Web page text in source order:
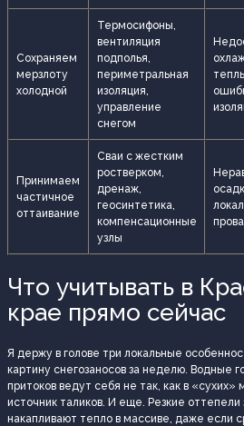
Сохраняем
мерзлоту
холодной
Термосифоны,
вентиляция
подполья,
периметральная
изоляция,
управление
снегом
Принимаем
частичное
оттаивание
Сваи с жестким
ростверком,
дренаж,
геосинтетика,
компенсационные
узлы
Что учитывать в
крае прямо сейчас
Я держу в голове три локальные
картину снегозаносов за неделю. Водные
притоков ведут себя не так, как в
источник таликов. И еще. Резкие
накапливают тепло в массиве, даже если